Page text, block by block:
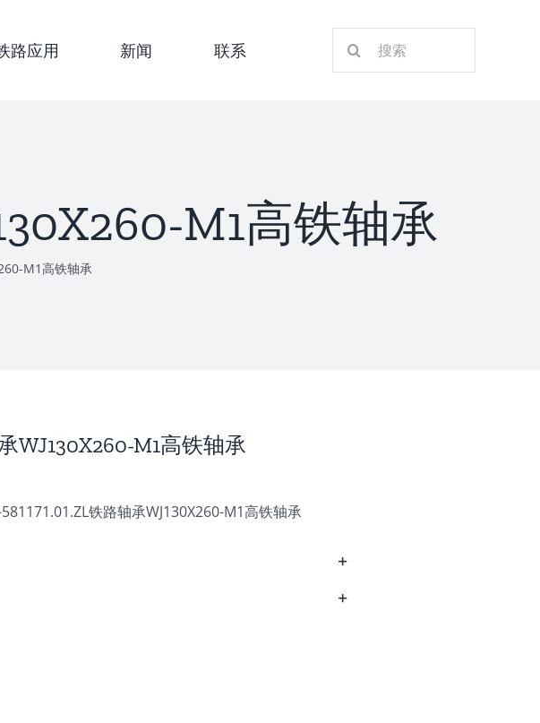
路应用 新闻 联系
M1高铁轴承
M1高铁轴承
WJ130X260-M1高铁轴承
铁路轴承WJ130X260-M1高铁轴承